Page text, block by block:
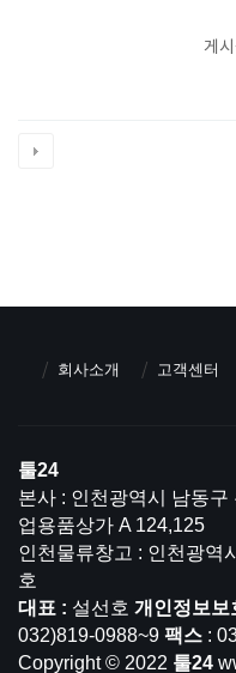
게
회사소개 고객센터
툴24
본사 : 인천광역시 남동
업용품상가 A 124,125
인천물류창고 : 인천광역
호
대표 : 설선호 개인정보보
032)819-0988~9 팩스 :
Copyright © 2022 툴24